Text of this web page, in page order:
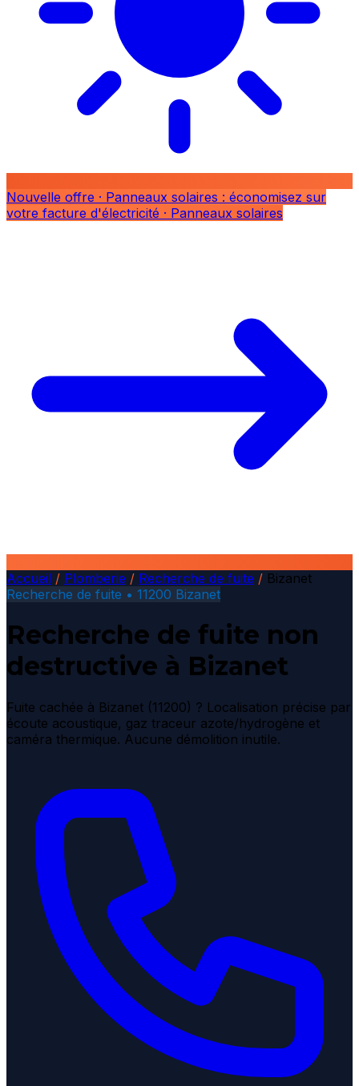
Nouvelle offre · Panneaux solaires : économisez sur
votre facture d'électricité · Panneaux solaires
Accueil / Plomberie / Recherche de fuite / Bizanet
Recherche de fuite • 11200 Bizanet
Recherche de fuite non
destructive à Bizanet
Fuite cachée à Bizanet (11200) ? Localisation précise par
écoute acoustique, gaz traceur azote/hydrogène et
caméra thermique. Aucune démolition inutile.